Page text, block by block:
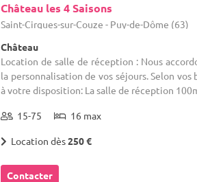
Château les 4 Saisons
Saint-Cirgues-sur-Couze - Puy-de-Dôme (63)
Château
Location de salle de réception : Nous
la personnalisation de vos séjours. Selon
à votre disposition: La salle de réception
15-75 16 max
Location dès250 €
Contacter